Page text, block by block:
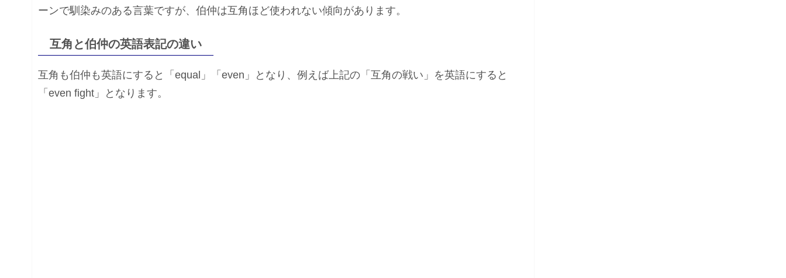
ーンで馴染みのある言葉ですが、伯仲は互角ほど使われない傾向があります。
互角と伯仲の英語表記の違い
互角も伯仲も英語にすると「equal」「even」となり、例えば上記の「互角の戦い」を英語にすると
「even fight」となります。